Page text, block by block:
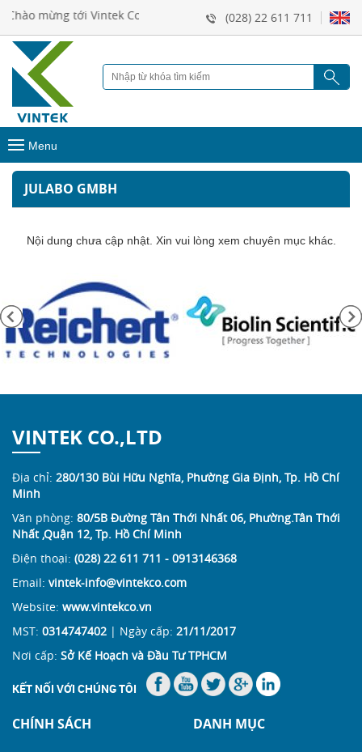
Chào mừng tới Vintek Co.,Ltd (028) 22 611 711
Menu
JULABO GMBH
Nội dung chưa cập nhật. Xin vui lòng xem chuyên mục khác.
VINTEK CO.,LTD
Địa chỉ: 280/130 Bùi Hữu Nghĩa, Phường Gia Định, Tp. Hồ Chí
Minh
Văn phòng: 80/5B Đường Tân Thới Nhất 06, Phường.Tân Thới
Nhất ,Quận 12, Tp. Hồ Chí Minh
Điện thoại: (028) 22 611 711 - 0913146368
Email: vintek-info@vintekco.com
Website: www.vintekco.vn
MST: 0314747402 | Ngày cấp: 21/11/2017
Nơi cấp: Sở Kế Hoạch và Đầu Tư TPHCM
KẾT NỐI VỚI CHÚNG TÔI
CHÍNH SÁCH DANH MỤC